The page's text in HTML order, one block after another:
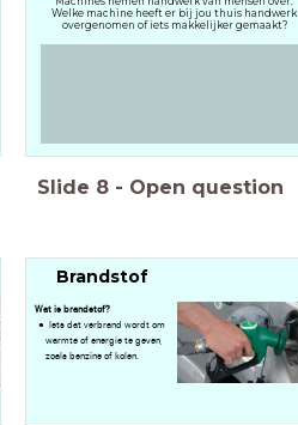
Welke machine heeft er bij jou thuis handwerk
overgenomen of iets makkelijker gemaakt?
Slide 8 - Open question
Brandstof
Wat is brandstof?
Iets dat verbrand wordt om
warmte of energie te geven,
zoals benzine of kolen.